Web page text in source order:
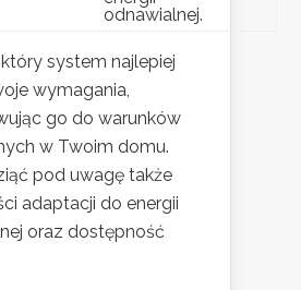
odnawialnej.
system najlepiej
wymagania,
go do warunków
w Twoim domu.
pod uwagę także
adaptacji do energii
oraz dostępność